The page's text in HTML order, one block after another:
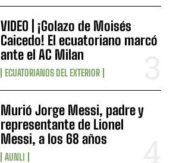
VIDEO | ¡Golazo de Moisés
Caicedo! El ecuatoriano marcó
ante el AC Milan
ECUATORIANOS DEL EXTERIOR
Murió Jorge Messi, padre y
representante de Lionel
Messi, a los 68 años
AUNLI